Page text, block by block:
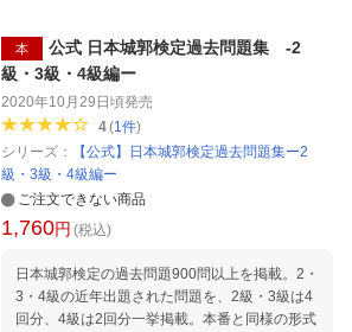
本
公式 日本城郭検定過去問題集 -2
級・3級・4級編ー
2020年10月29日頃発売
4(1件)
シリーズ：
【公式】日本城郭検定過去問題集ー2
級・3級・4級編ー
ご注文できない商品
1,760円 (税込)
日本城郭検定の過去問題900問以上を掲載。2・
3・4級の近年出題された問題を、2級・3級は4
回分、4級は2回分一挙掲載。本番と同様の形式